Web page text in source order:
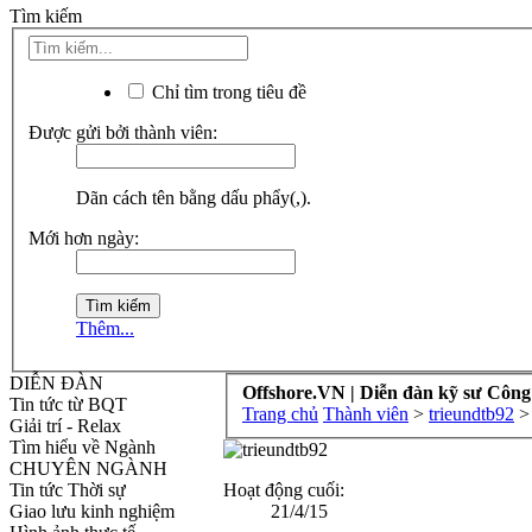
Tìm kiếm
Chỉ tìm trong tiêu đề
Được gửi bởi thành viên:
Dãn cách tên bằng dấu phẩy(,).
Mới hơn ngày:
Thêm...
DIỄN ĐÀN
Tin tức từ BQT
Giải trí - Relax
Tìm hiểu về Ngành
CHUYÊN NGÀNH
Tin tức Thời sự
Giao lưu kinh nghiệm
Offshore.VN | Diễn đàn kỹ sư
Trang chủ Thành viên > trieundtb92 >
Hoạt động cuối:
21/4/15